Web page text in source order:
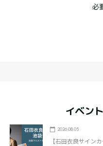
必
イベン
2026.08.05
【石田衣良サイン